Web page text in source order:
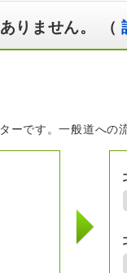
りません。 （
です。一般道への